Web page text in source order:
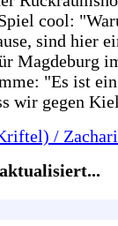
cool:
sind hier
Magdeburg
"Es ist
wir gegen
/